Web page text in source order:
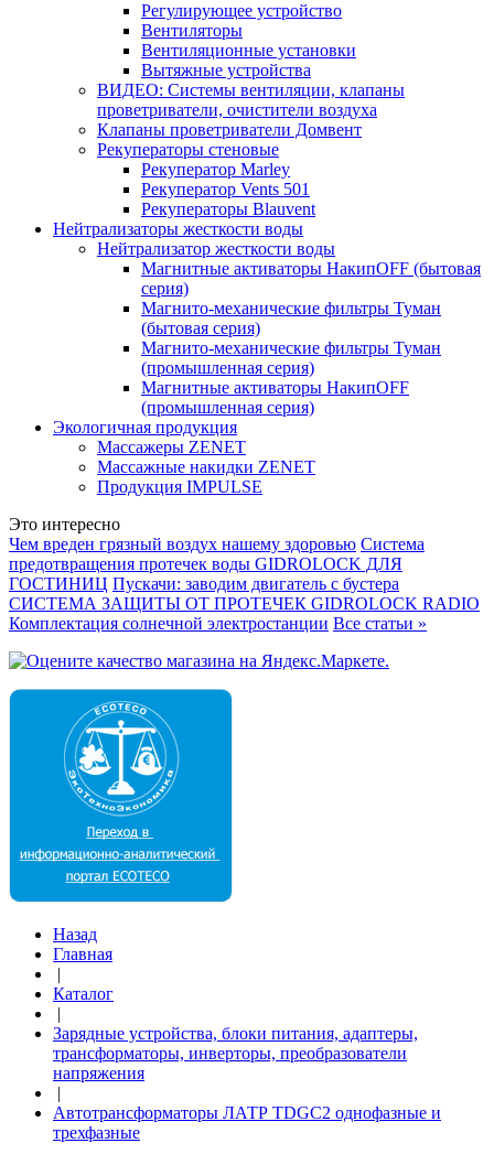
Регулирующее устройство
Вентиляторы
Вентиляционные установки
Вытяжные устройства
ВИДЕО: Системы вентиляции, клапаны
проветриватели, очистители воздуха
Клапаны проветриватели Домвент
Рекуператоры стеновые
Рекуператор Marley
Рекуператор Vents 501
Рекуператоры Blauvent
Нейтрализаторы жесткости воды
Нейтрализатор жесткости воды
Магнитные активаторы НакипOFF (бытовая
серия)
Магнито-механические фильтры Туман
(бытовая серия)
Магнито-механические фильтры Туман
(промышленная серия)
Магнитные активаторы НакипOFF
(промышленная серия)
Экологичная продукция
Массажеры ZENET
Массажные накидки ZENET
Продукция IMPULSE
Это интересно
Чем вреден грязный воздух нашему здоровью Система
предотвращения протечек воды GIDROLOCK ДЛЯ
ГОСТИНИЦ Пускачи: заводим двигатель с бустера
СИСТЕМА ЗАЩИТЫ ОТ ПРОТЕЧЕК GIDROLOCK RADIO
Комплектация солнечной электростанции Все статьи »
Назад
Главная
|
Каталог
|
Зарядные устройства, блоки питания, адаптеры,
трансформаторы, инверторы, преобразователи
напряжения
|
Автотрансформаторы ЛАТР TDGC2 однофазные и
трехфазные